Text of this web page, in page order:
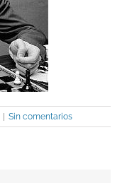
| Sin comentarios